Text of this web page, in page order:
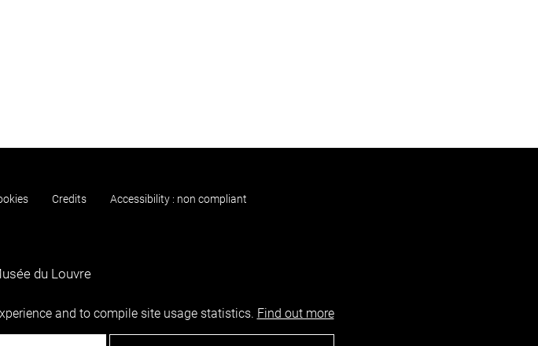
Credits Accessibility : non compliant
and to compile site usage statistics. Find out more